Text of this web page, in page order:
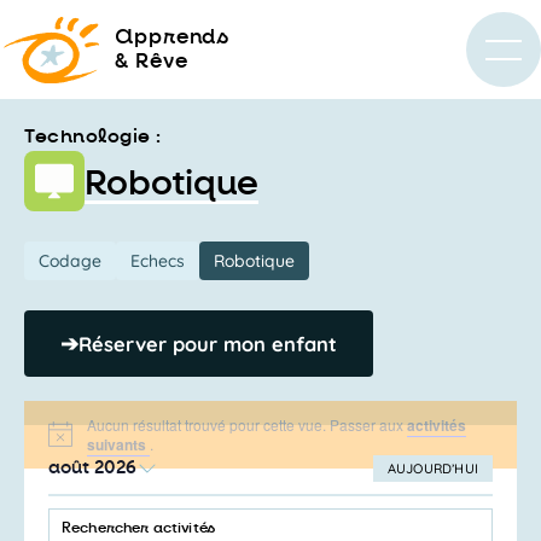
apprends
& Rêve
Technologie :
Robotique
Codage Echecs Robotique
➔Réserver pour mon enfant
Notice
Aucun résultat trouvé pour cette vue. Passer auxactivités
suivants
AUJOURD’HUI
août 2026
UNE
DATE.
Recherche
et
SAISIR